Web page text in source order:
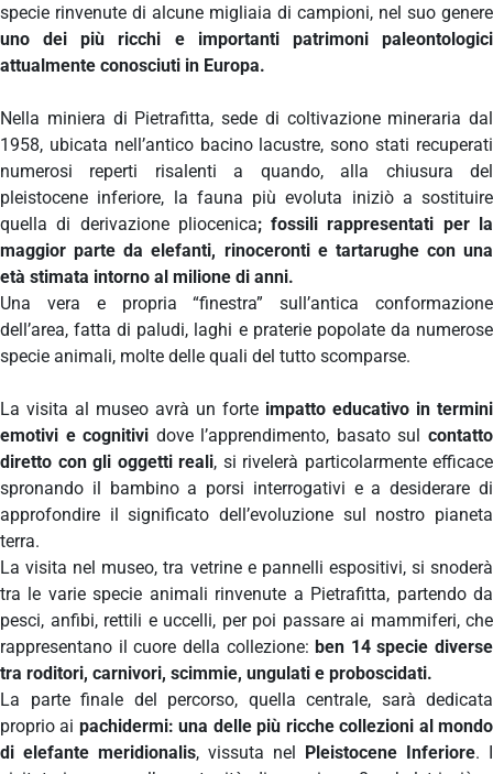
specie rinvenute di alcune migliaia di campioni, nel suo genere
uno dei più ricchi e importanti patrimoni paleontologici
attualmente conosciuti in Europa.
Nella miniera di Pietrafitta, sede di coltivazione mineraria dal
1958, ubicata nell’antico bacino lacustre, sono stati recuperati
numerosi reperti risalenti a quando, alla chiusura del
pleistocene inferiore, la fauna più evoluta iniziò a sostituire
quella di derivazione pliocenica; fossili rappresentati per la
maggior parte da elefanti, rinoceronti e tartarughe con una
età stimata intorno al milione di anni.
Una vera e propria “finestra” sull’antica conformazione
dell’area, fatta di paludi, laghi e praterie popolate da numerose
specie animali, molte delle quali del tutto scomparse.
La visita al museo avrà un forte impatto educativo in termini
emotivi e cognitivi dove l’apprendimento, basato sulcontatto
diretto con gli oggetti reali, si rivelerà particolarmente efficace
spronando il bambino a porsi interrogativi e a desiderare di
approfondire il significato dell’evoluzione sul nostro pianeta
terra.
La visita nel museo, tra vetrine e pannelli espositivi, si snoderà
tra le varie specie animali rinvenute a Pietrafitta, partendo da
pesci, anfibi, rettili e uccelli, per poi passare ai mammiferi, che
rappresentano il cuore della collezione:ben 14 specie diverse
tra roditori, carnivori, scimmie, ungulati e proboscidati.
La parte finale del percorso, quella centrale, sarà dedicata
proprio ai pachidermi: una delle più ricche collezioni al mondo
di elefante meridionalis, vissuta nel Pleistocene Inferiore. I